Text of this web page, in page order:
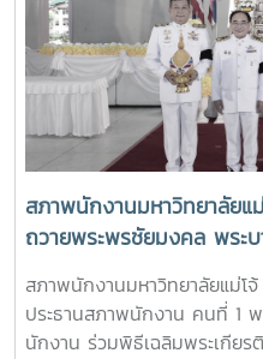
สภาพนักงานมหาวิทยาลัยแ
ถวายพระพรชัยมงคล พระ
รามาธิบดีศรีสินทร มหาวชิ
หัว เนื่องในโอกาสมหามงค
กรกฎาคม 2568
สภาพนักงานมหาวิทยาลัยแม่โ
ประธานสภาพนักงาน คนที่ 1
นักงาน ร่วมพิธีเฉลิมพระเกีย